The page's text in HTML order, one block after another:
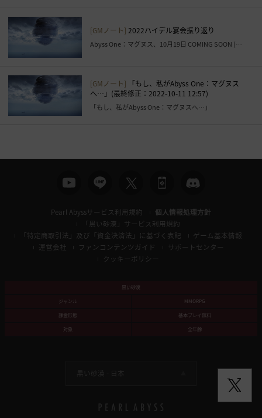
ぐ
に
イ
ン
ペ
動
し
ま
す
か
?
[GMノート] 2022ハイデル宴会振り返り
Abyss One：マグヌス、10月19日 COMING SOON (修正：2022-10-11 12:50)
[GMノート]
「もし、私がAbyss One：マグヌス
へ…」(最終修正：2022-10-11 12:57)
「もし、私がAbyss One：マグヌスへ…」
Pearl Abyssサービス利用規約
個人情報処理方針
「黒い砂漠」サービス利用規約
「特定商取引法」及び「資金決済法」に基づく表記
ゲーム基本情報
運営会社
ファンコンテンツガイド
サポートセンター
クッキーポリシー
黒い砂漠
ジャンル
MMORPG
課金形態
基本プレイ無料
対象
全年齢
黒い砂漠 - 日本